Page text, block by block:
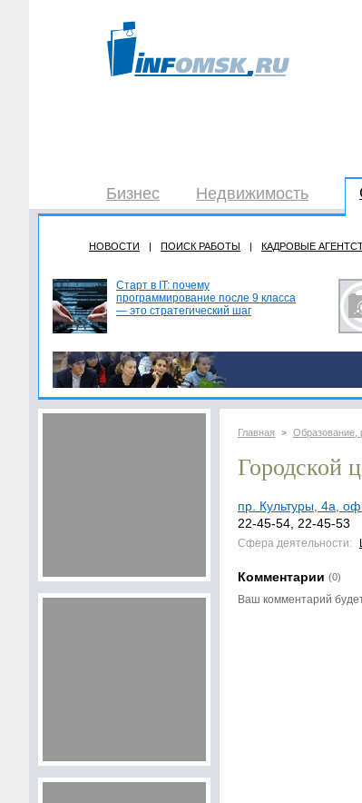
Бизнес Недвижимость
НОВОСТИ | ПОИСК РАБОТЫ | КАДРОВЫЕ
Старт в IT: почему
программирование после 9 класса
— это стратегический шаг
Главная > Образование,
Городской
пр. Культуры, 4а,
22-45-54, 22-45-53
Сфера деятельности:
Комментарии (0)
Ваш комментарий